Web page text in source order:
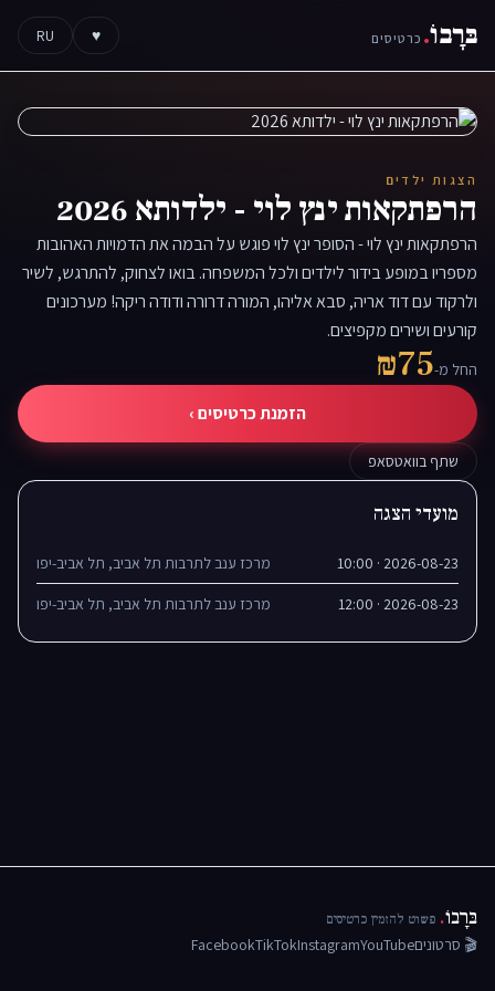
בּרָבוֹ. כרטיסים ♥
RU
הצגות ילדים
הרפתקאות ינץ לוי - ילדותא 2026
הרפתקאות ינץ לוי - הסופר ינץ לוי פוגש על הבמה את הדמויות האהובות
מספריו במופע בידור לילדים ולכל המשפחה. בואו לצחוק, להתרגש, לשיר
ולרקוד עם דוד אריה, סבא אליהו, המורה דרורה ודודה ריקה! מערכונים
קורעים ושירים מקפיצים.
החל מ-₪75
הזמנת כרטיסים ›
שתף בוואטסאפ
מועדי הצגה
2026-08-23 · 10:00 מרכז ענב לתרבות תל אביב, תל אביב-יפו
2026-08-23 · 12:00 מרכז ענב לתרבות תל אביב, תל אביב-יפו
בּרָבוֹ. פשוט להזמין כרטיסים
🎬 סרטוניםYouTube
Instagram
TikTok
Facebook